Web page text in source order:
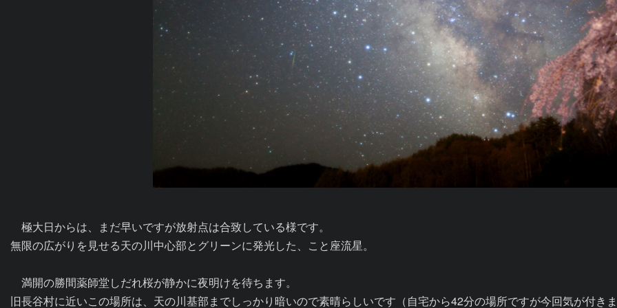
極大日からは、まだ早いですが放射点は合致している様です。
無限の広がりを見せる天の川中心部とグリーンに発光した、こと座流星。
満開の勝間薬師堂しだれ桜が静かに夜明けを待ちます。
旧長谷村に近いこの場所は、天の川基部までしっかり暗いので素晴らしいです（自宅から42分の場所ですが今回気が付き